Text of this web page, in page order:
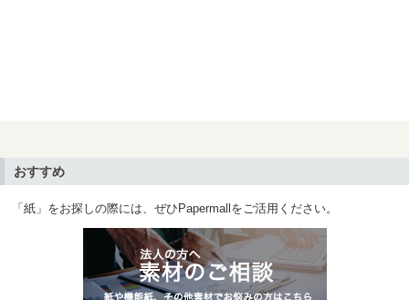
おすすめ
「紙」をお探しの際には、ぜひPapermallをご活用ください。